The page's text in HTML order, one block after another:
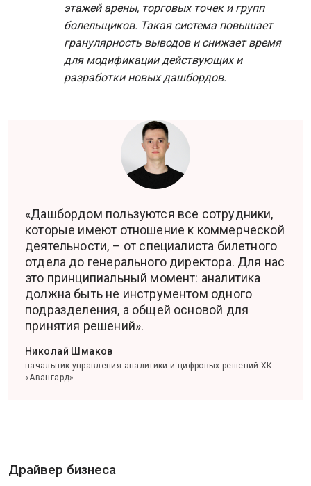
этажей арены, торговых точек и групп
болельщиков. Такая система повышает
гранулярность выводов и снижает время
для модификации действующих и
разработки новых дашбордов.
«Дашбордом пользуются все сотрудники,
которые имеют отношение к коммерческой
деятельности, – от специалиста билетного
отдела до генерального директора. Для нас
это принципиальный момент: аналитика
должна быть не инструментом одного
подразделения, а общей основой для
принятия решений».
Николай Шмаков
начальник управления аналитики и цифровых решений ХК
«Авангард»
Драйвер бизнеса